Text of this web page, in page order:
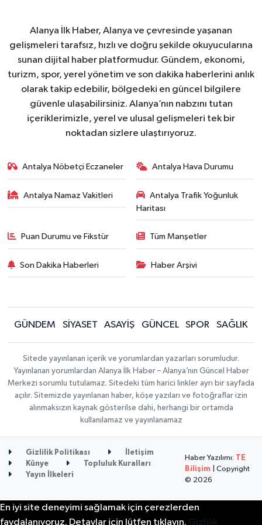
Alanya İlk Haber, Alanya ve çevresinde yaşanan
gelişmeleri tarafsız, hızlı ve doğru şekilde okuyucularına
sunan dijital haber platformudur. Gündem, ekonomi,
turizm, spor, yerel yönetim ve son dakika haberlerini anlık
olarak takip edebilir, bölgedeki en güncel bilgilere
güvenle ulaşabilirsiniz. Alanya’nın nabzını tutan
içeriklerimizle, yerel ve ulusal gelişmeleri tek bir
noktadan sizlere ulaştırıyoruz.
Antalya Nöbetçi Eczaneler Antalya Hava Durumu
Antalya Namaz Vakitleri
Antalya Trafik Yoğunluk
Haritası
Puan Durumu ve Fikstür Tüm Manşetler
Son Dakika Haberleri Haber Arşivi
GÜNDEM SİYASET ASAYİŞ GÜNCEL SPOR SAĞLIK
Sitede yayınlanan içerik ve yorumlardan yazarları sorumludur.
Yayınlanan yorumlardan Alanya İlk Haber – Alanya’nın Güncel Haber
Merkezi sorumlu tutulamaz. Sitedeki tüm harici linkler ayrı bir sayfada
açılır. Sitemizde yayınlanan haber, köşe yazıları ve fotoğraflar izin
alınmaksızın kaynak gösterilse dahi, herhangi bir ortamda
kullanılamaz ve yayınlanamaz
Gizlilik Politikası
İletişim
Künye
Topluluk Kuralları
Yayın İlkeleri
Haber Yazılımı: TE
Bilişim | Copyright
© 2026
En iyi site deneyimi sağlamak için çerezlerden
faydalanıyoruz. Detaylar için lütfen tıklayın. Gizlilik